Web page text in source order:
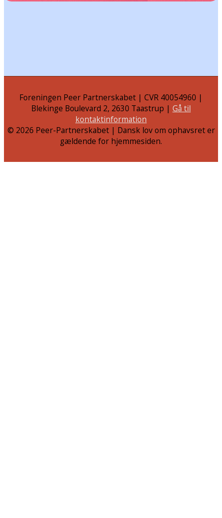
Foreningen Peer Partnerskabet | CVR 40054960 |
Blekinge Boulevard 2, 2630 Taastrup | Gå til
kontaktinformation
© 2026 Peer-Partnerskabet| Dansk lov om ophavsret er
gældende for hjemmesiden.